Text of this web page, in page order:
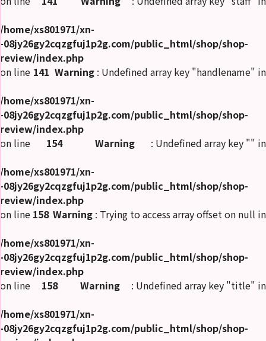
/home/xs801971/xn-
-08jy26gy2cqzgfuj1p2g.com/public_html/shop/shop-
review/index.php
on line 141 Warning : Undefined array key "handlename" in
/home/xs801971/xn-
-08jy26gy2cqzgfuj1p2g.com/public_html/shop/shop-
review/index.php
on line
154 Warning
: Undefined array key "" in
/home/xs801971/xn-
-08jy26gy2cqzgfuj1p2g.com/public_html/shop/shop-
review/index.php
on line 158 Warning : Trying to access array offset on null in
/home/xs801971/xn-
-08jy26gy2cqzgfuj1p2g.com/public_html/shop/shop-
review/index.php
on line
158 Warning
: Undefined array key "title" in
/home/xs801971/xn-
-08jy26gy2cqzgfuj1p2g.com/public_html/shop/shop-